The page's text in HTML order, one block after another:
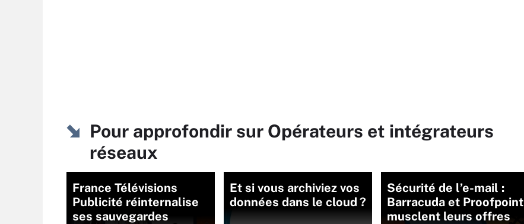
Pour approfondir sur Opérateurs et intégrateurs
réseaux
France Télévisions
Publicité réinternalise
ses sauvegardes
Et si vous archiviez vos
données dans le cloud ?
Sécurité de l’e-mail :
Barracuda et Proofpoint
musclent leurs offres